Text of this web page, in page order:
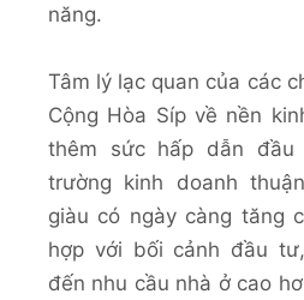
năng.
Tâm lý lạc quan của các
Cộng Hòa Síp về nền
thêm sức hấp dẫn
trường kinh doanh
giàu có ngày càng tăng
hợp với bối cảnh đầu
đến nhu cầu nhà ở cao